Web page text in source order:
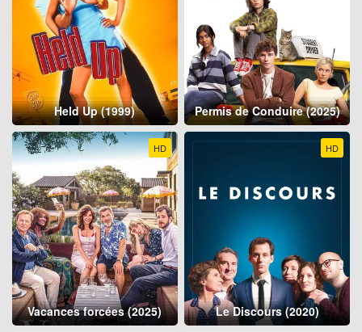
Held Up (1999) Permis de Conduire (2025)
HD
Vacances forcées (2025)
HD
Le Discours (2020)